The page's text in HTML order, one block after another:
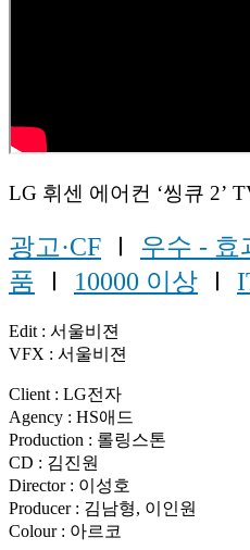
LG 휘센 에어컨 ‘씽큐 2’
광고·CF Ⅰ 우수 - 효
품 Ⅰ 10000 이상 Ⅰ
Edit : 서울비젼
VFX : 서울비젼
Client : LG전자
Agency : HS애드
Production : 롤링스톤
CD : 김진원
Director : 이성호
Producer : 김남형, 이인원
Colour : 아르코